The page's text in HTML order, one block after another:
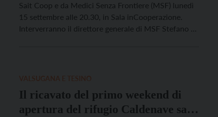
Sait Coop e da Medici Senza Frontiere (MSF) lunedì
15 settembre alle 20.30, in Sala inCooperazione.
Interverranno il direttore generale di MSF Stefano Di
Il ricavato del primo weekend di
apertura del rifugio Caldenave sarà